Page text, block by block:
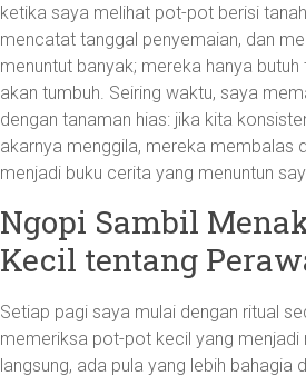
ketika saya melihat pot-pot berisi
mencatat tanggal penyemaian, dan
menuntut banyak; mereka hanya
akan tumbuh. Seiring waktu, saya
dengan tanaman hias: jika kita
akarnya menggila, mereka membalas
menjadi buku cerita yang menuntun
Ngopi Sambil
Kecil tentang
Setiap pagi saya mulai dengan ritual
memeriksa pot-pot kecil yang menjadi
langsung, ada pula yang lebih